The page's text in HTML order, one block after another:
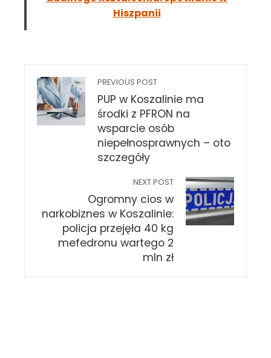
Hiszpanii
PREVIOUS POST
PUP w Koszalinie ma
środki z PFRON na
wsparcie osób
niepełnosprawnych – oto
szczegóły
NEXT POST
Ogromny cios w
narkobiznes w Koszalinie:
policja przejęła 40 kg
mefedronu wartego 2
mln zł